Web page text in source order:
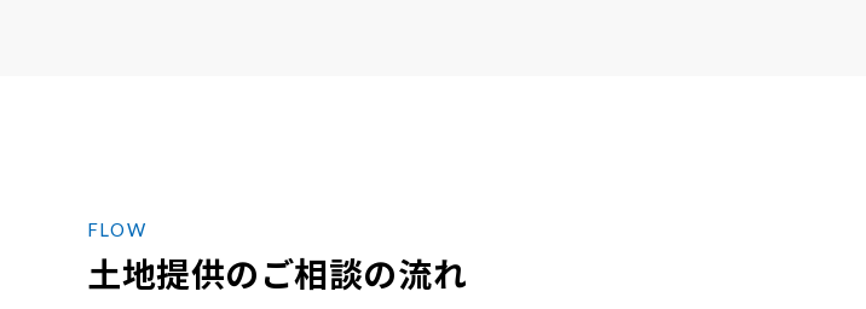
FLOW
土地提供のご相談の流れ